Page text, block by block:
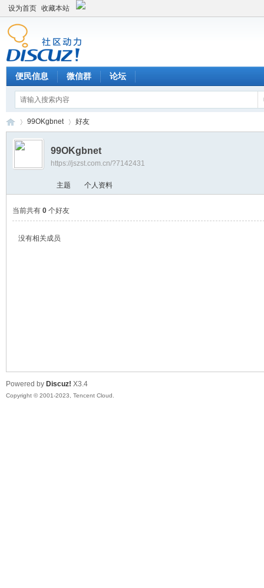
设为首页 收藏本站
便民信息 微信群 论坛
›
99OKgbnet 好友
99OKgbnet
https://jszst.com.cn/?7142431
主题 个人资料
当前共有 0个好友
没有相关成员
Powered by Discuz! X3.4
Copyright © 2001-2023, Tencent Cloud.